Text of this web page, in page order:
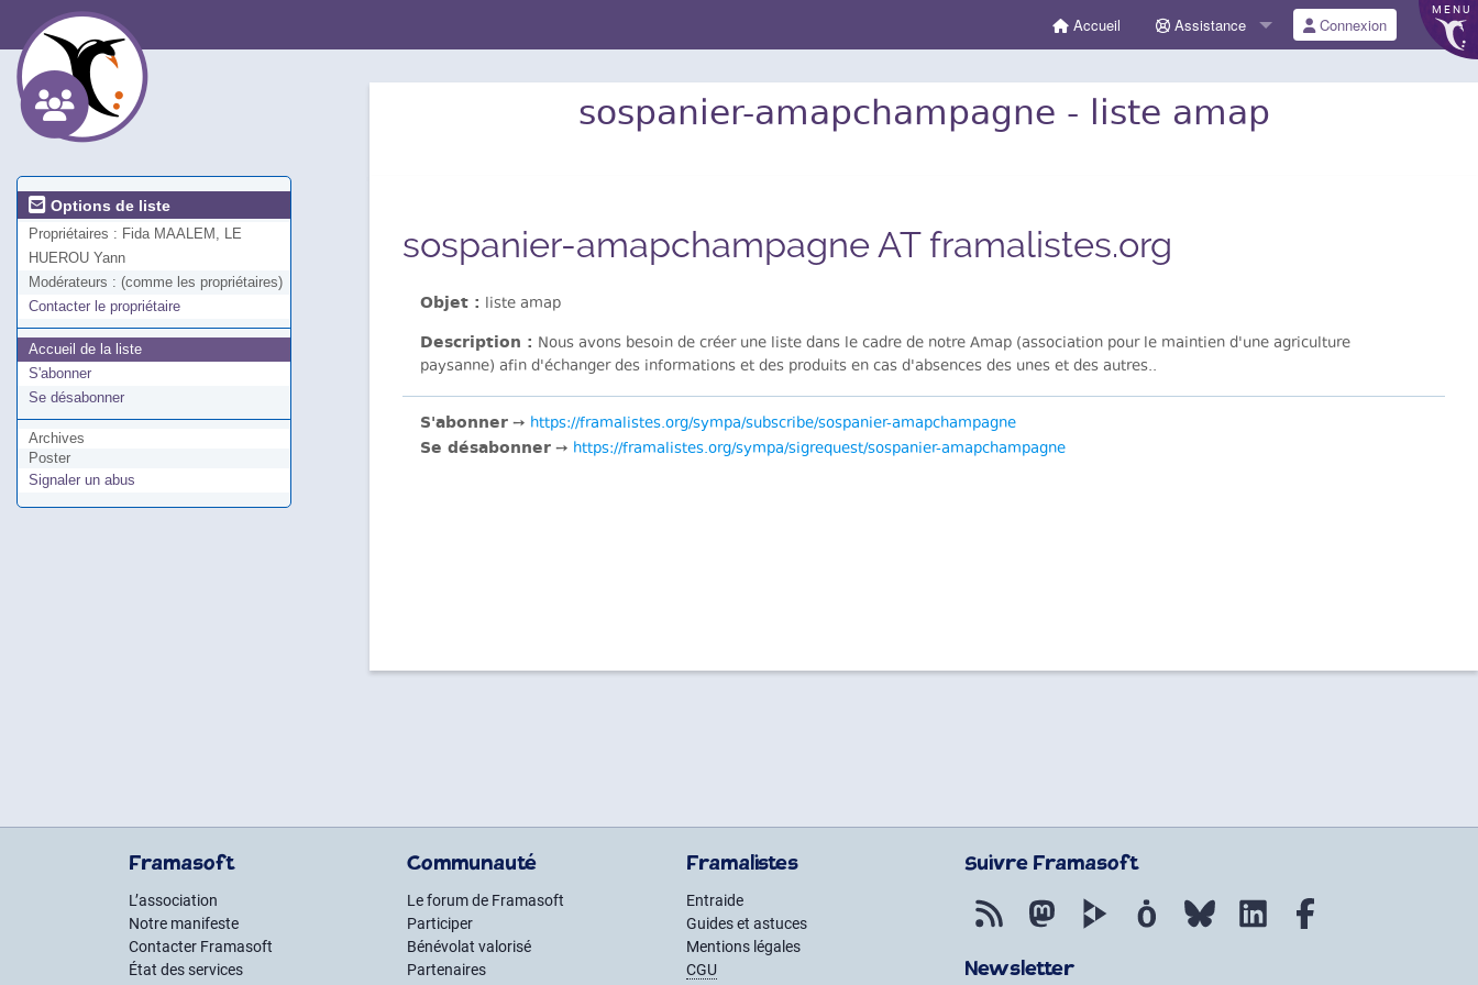
MENU
Accueil Assistance Connexion
sospanier-amapchampagne - liste amap
Options de liste
Propriétaires : Fida MAALEM, LE
HUEROU Yann
Modérateurs : (comme les propriétaires)
Contacter le propriétaire
Accueil de la liste
S'abonner
Se désabonner
Archives
Poster
Signaler un abus
sospanier-amapchampagne AT framalistes.org
Objet : liste amap
Description : Nous avons besoin de créer une liste dans le cadre de notre Amap (association pour le maintien d'une agriculture
paysanne) afin d'échanger des informations et des produits en cas d'absences des unes et des autres..
S'abonner ➙ https://framalistes.org/sympa/subscribe/sospanier-amapchampagne
Se désabonner ➙ https://framalistes.org/sympa/sigrequest/sospanier-amapchampagne
Framasoft
L’association
Notre manifeste
Contacter Framasoft
État des services
Communauté
Le forum de Framasoft
Participer
Bénévolat valorisé
Partenaires
Framalistes
Entraide
Guides et astuces
Mentions légales
CGU
Suivre Framasoft
Flux RSS MastodonPeerTube Mobilizon Bluesky LinkedIn
Newsletter